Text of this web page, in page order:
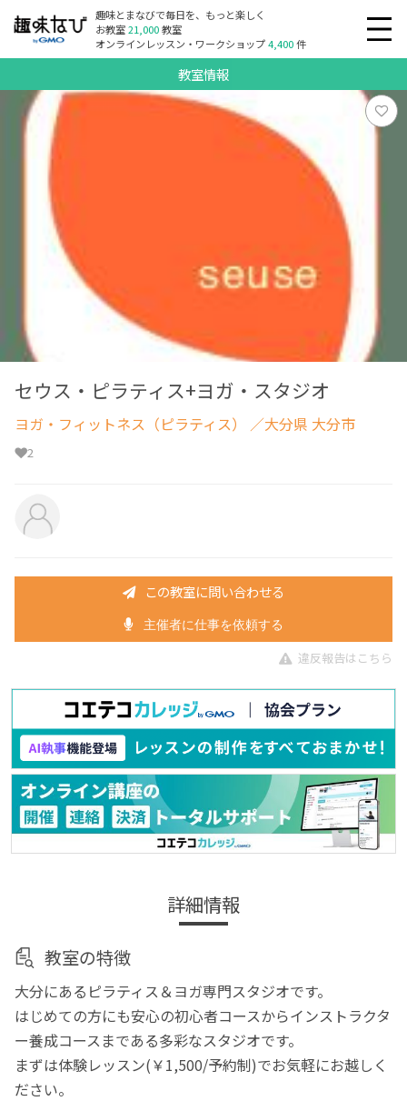
趣味とまなびで毎日を、もっと楽しく
お教室21,000教室
オンラインレッスン・ワークショップ4,400件
教室情報
セウス・ピラティス+ヨガ・スタジオ
ヨガ・フィットネス（ピラティス） ／大分県 大分市
2
この教室に問い合わせる
主催者に仕事を依頼する
違反報告はこちら
詳細情報
教室の特徴
大分にあるピラティス＆ヨガ専門スタジオです。
はじめての方にも安心の初心者コースからインストラクタ
ー養成コースまである多彩なスタジオです。
まずは体験レッスン(￥1,500/予約制)でお気軽にお越しく
ださい。